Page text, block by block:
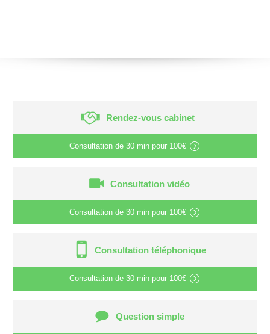
Rendez-vous cabinet
Consultation de 30 min pour 100€
Consultation vidéo
Consultation de 30 min pour 100€
Consultation téléphonique
Consultation de 30 min pour 100€
Question simple